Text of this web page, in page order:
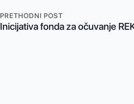
PRETHODNI POST
Inicijativa fonda za očuvanje